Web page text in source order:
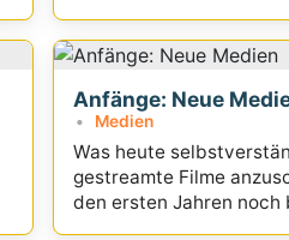
Anfänge: Neue
Medien
Was heute
gestreamte Filme
den ersten Jahren noch